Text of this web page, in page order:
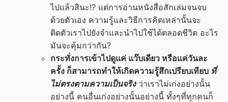
ไปแล้วสินะ!? แต่การอ่านหนังสือสักเล่มจนจบ
ด้วยตัวเอง ความรู้และวิธีการคิดเหล่านั้นจะ
ติดตัวเราไปยังจำและนำไปใช้ได้ตลอดชีวิต อะไร
มันจะคุ้มกว่ากัน?
กระทั่งการเข้าไปดูแค่ แว๊บเดียว หรือแค่วันละ
ครั้ง ก็สามารถทำให้เกิดความรู้สึกเปรียบเทียบ ที่
ไม่ตรงตามความเป็นจริงว่าเราไม่เก่งอย่างนั้น
อย่างนี้ คนอื่นเก่งอย่างนั้นอย่างนี้ ทั้งๆที่ทุกคนก็